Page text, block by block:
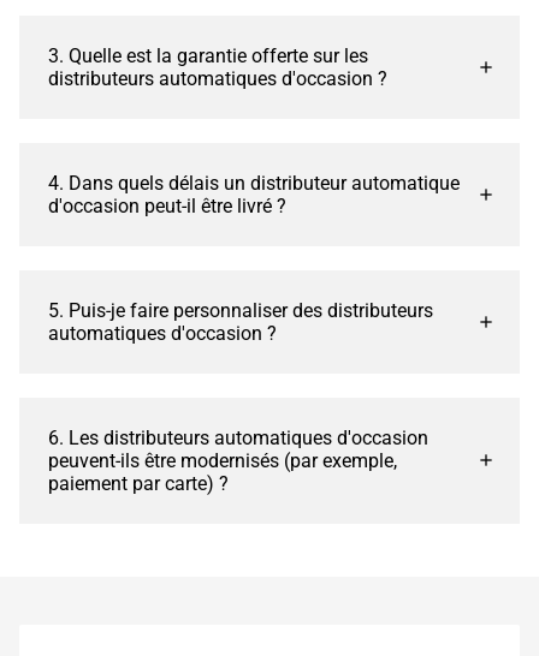
3. Quelle est la garantie offerte sur les
distributeurs automatiques d'occasion ?
4. Dans quels délais un distributeur automatique
d'occasion peut-il être livré ?
5. Puis-je faire personnaliser des distributeurs
automatiques d'occasion ?
6. Les distributeurs automatiques d'occasion
peuvent-ils être modernisés (par exemple,
paiement par carte) ?